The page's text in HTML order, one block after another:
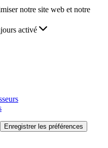
notre site web et notre
activé
Enregistrer les préférences